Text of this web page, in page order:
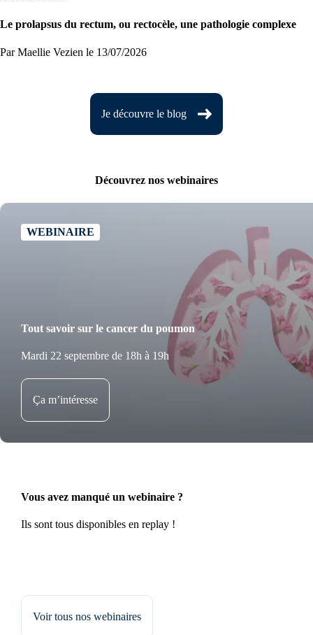
Le prolapsus du rectum, ou rectocèle, une pathologie complexe
Par Maellie Vezien le 13/07/2026
Je découvre le blog
Découvrez nos webinaires
WEBINAIRE
Tout savoir sur le cancer du poumon
Mardi 22 septembre de 18h à 19h
Ça m’intéresse
Vous avez manqué un webinaire ?
Ils sont tous disponibles en replay !
Voir tous nos webinaires